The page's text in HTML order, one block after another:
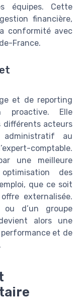
équipes. Cette
financière,
conformité avec
France.
et de reporting
proactive. Elle
différents acteurs
administratif au
comptable.
une meilleure
des
que ce soit
externalisée.
ou d’un groupe
alors une
et de